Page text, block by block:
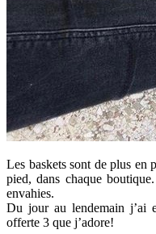
Les baskets sont de plus en
pied, dans chaque
envahies.
Du jour au lendemain j’ai
offerte 3 que j’adore!